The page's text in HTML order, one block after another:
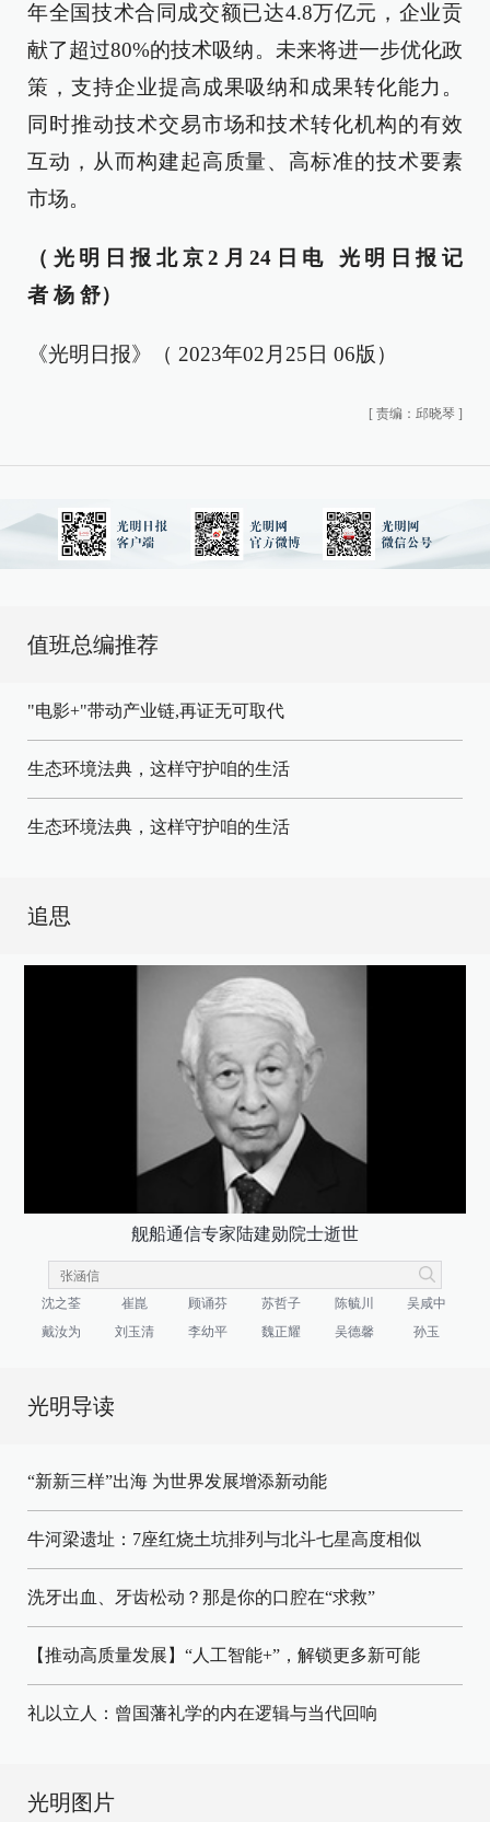
年全国技术合同成交额已达4.8万亿元，企业贡
献了超过80%的技术吸纳。未来将进一步优化政
策，支持企业提高成果吸纳和成果转化能力。
同时推动技术交易市场和技术转化机构的有效
互动，从而构建起高质量、高标准的技术要素
市场。
（光明日报北京2月24日电 光明日报记
者 杨 舒）
《光明日报》（ 2023年02月25日 06版）
[ 责编：邱晓琴 ]
值班总编推荐
"电影+"带动产业链,再证无可取代
生态环境法典，这样守护咱的生活
生态环境法典，这样守护咱的生活
追思
舰船通信专家陆建勋院士逝世
沈之荃 崔崑 顾诵芬 苏哲子 陈毓川
吴咸中
戴汝为
刘玉清 李幼平 魏正耀 吴德馨 孙玉
光明导读
“新新三样”出海 为世界发展增添新动能
牛河梁遗址：7座红烧土坑排列与北斗七星高度相似
洗牙出血、牙齿松动？那是你的口腔在“求救”
【推动高质量发展】“人工智能+”，解锁更多新可能
礼以立人：曾国藩礼学的内在逻辑与当代回响
光明图片